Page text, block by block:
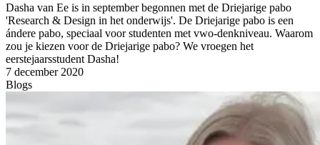
Dasha van Ee is in september begonnen met de Driejarige pabo
'Research & Design in het onderwijs'. De Driejarige pabo is een
ándere pabo, speciaal voor studenten met vwo-denkniveau. Waarom
zou je kiezen voor de Driejarige pabo? We vroegen het
eerstejaarsstudent Dasha!
7 december 2020
Blogs